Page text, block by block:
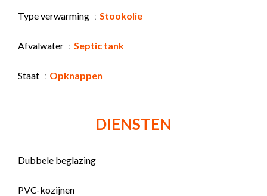
Type verwarming Stookolie
Afvalwater Septic tank
Staat Opknappen
DIENSTEN
Dubbele beglazing
PVC-kozijnen